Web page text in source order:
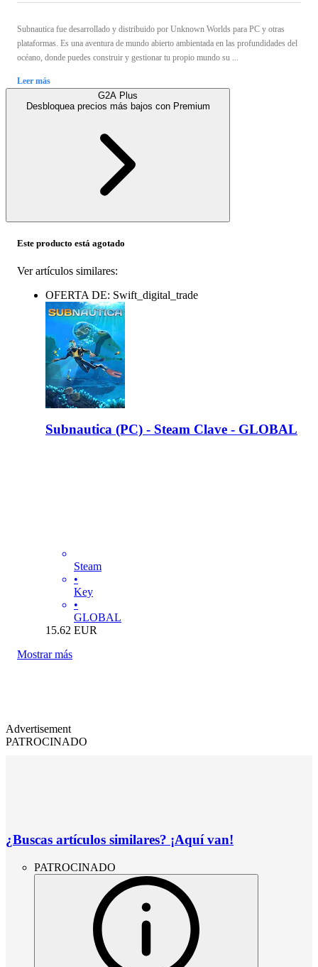
Subnautica fue desarrollado y distribuido por Unknown Worlds para PC y otras
plataformas. Es una aventura de mundo abierto ambientada en las profundidades del
océano, donde puedes construir y gestionar tu propio mundo su ...
Leer más
G2A Plus
Desbloquea precios más bajos con Premium
Este producto está agotado
Ver artículos similares:
OFERTA DE: Swift_digital_trade
Subnautica (PC) - Steam Clave - GLOBAL
Steam
•
Key
•
GLOBAL
15.62 EUR
Mostrar más
Advertisement
PATROCINADO
¿Buscas artículos similares? ¡Aquí van!
PATROCINADO